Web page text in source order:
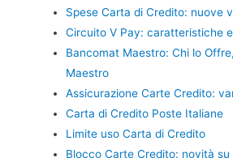
Spese Carta di Credito: nuove
Circuito V Pay: caratteristiche
Bancomat Maestro: Chi lo
Maestro
Assicurazione Carte Credito:
Carta di Credito Poste Italiane
Limite uso Carta di Credito
Blocco Carte Credito: novità su